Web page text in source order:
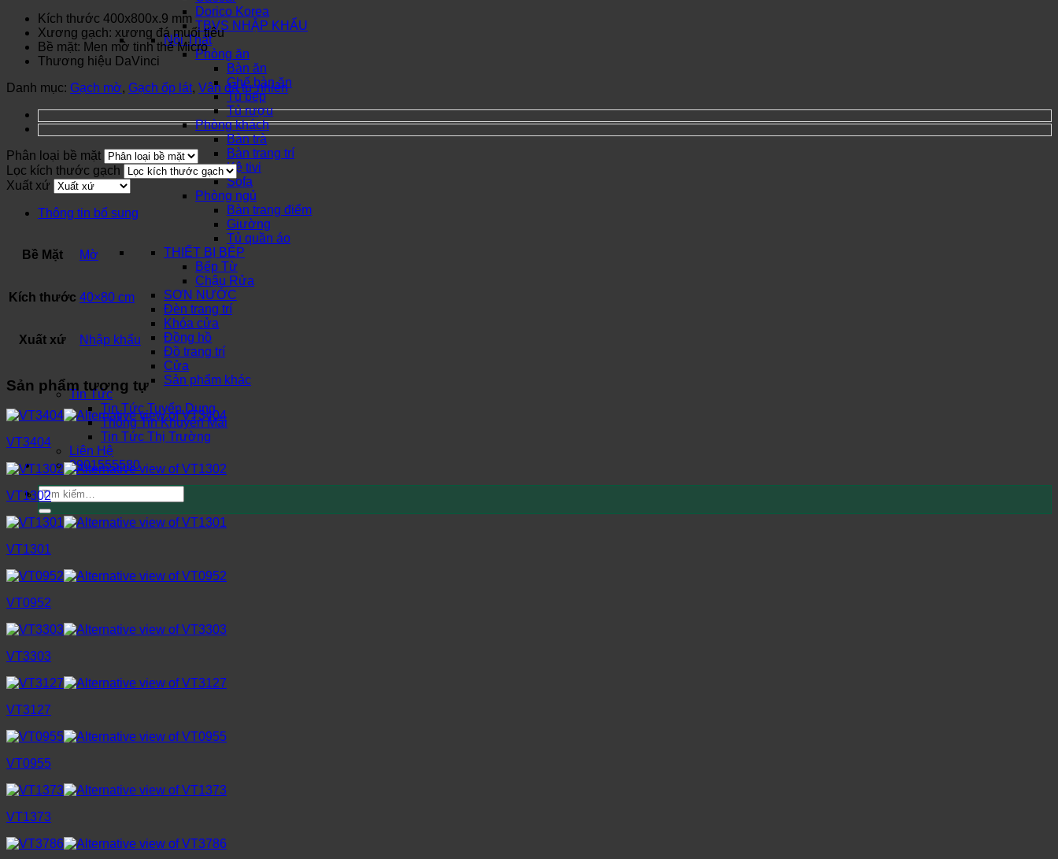
Dorico Korea
TBVS NHẬP KHẨU
Nội Thất
Phòng ăn
Bàn ăn
Ghế bàn ăn
Tủ bếp
Tủ rượu
Phòng khách
Bàn trà
Bàn trang trí
Kệ tivi
Sofa
Phòng ngủ
Bàn trang điểm
Giường
Tủ quần áo
THIẾT BỊ BẾP
Bếp Từ
Chậu Rửa
SƠN NƯỚC
Đèn trang trí
Khóa cửa
Đồng hồ
Đồ trang trí
Cửa
Sản phẩm khác
Tin Tức
Tin Tức Tuyển Dụng
Thông Tin Khuyến Mãi
Tin Tức Thị Trường
Liên Hệ
0901555580
Tìm
kiếm:
Kích thước 400x800x.9 mm
Xương gạch: xương đá muối tiêu
Bề mặt: Men mờ tinh thể Micro
Thương hiệu DaVinci
Danh mục: Gạch mờ, Gạch ốp lát, Vân đá tự nhiên
Phân loại bề mặt
Lọc kích thước gạch
Xuất xứ
Thông tin bổ sung
Bề Mặt Mờ
Kích thước 40×80 cm
Xuất xứ Nhập khẩu
Sản phẩm tương tự
VT3404
VT1302
VT1301
VT0952
VT3303
VT3127
VT0955
VT1373